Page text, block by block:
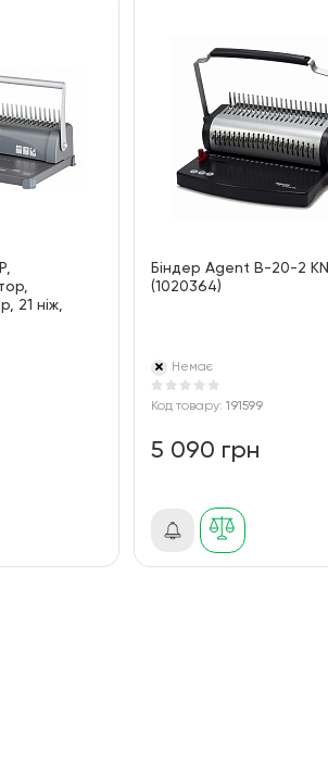
21 ніж,
Біндер Agent B-20-2 KN
(1020364)
Немає
Код товару: 191599
5 090 грн